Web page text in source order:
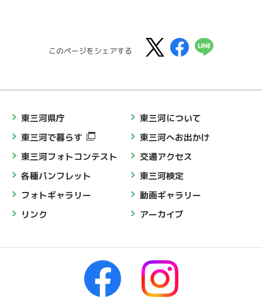
このページをシェアする
東三河県庁
東三河について
東三河で暮らす
東三河へお出かけ
東三河フォトコンテスト
交通アクセス
各種パンフレット
東三河検定
フォトギャラリー
動画ギャラリー
リンク
アーカイブ